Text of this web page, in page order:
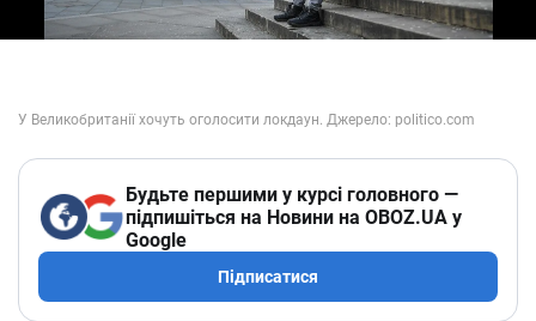
Будьте першими у курсі головного —
підпишіться на Новини на OBOZ.UA у
Google
Підписатися